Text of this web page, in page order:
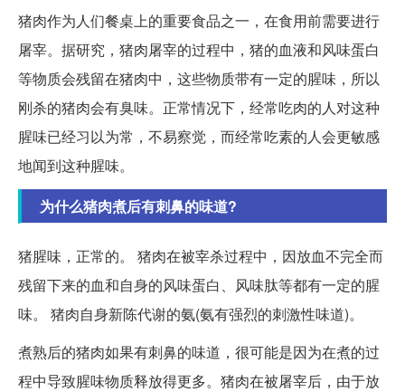
猪肉作为人们餐桌上的重要食品之一，在食用前需要进行
屠宰。据研究，猪肉屠宰的过程中，猪的血液和风味蛋白
等物质会残留在猪肉中，这些物质带有一定的腥味，所以
刚杀的猪肉会有臭味。正常情况下，经常吃肉的人对这种
腥味已经习以为常，不易察觉，而经常吃素的人会更敏感
地闻到这种腥味。
为什么猪肉煮后有刺鼻的味道?
猪腥味，正常的。 猪肉在被宰杀过程中，因放血不完全而
残留下来的血和自身的风味蛋白、风味肽等都有一定的腥
味。 猪肉自身新陈代谢的氨(氨有强烈的刺激性味道)。
煮熟后的猪肉如果有刺鼻的味道，很可能是因为在煮的过
程中导致腥味物质释放得更多。猪肉在被屠宰后，由于放